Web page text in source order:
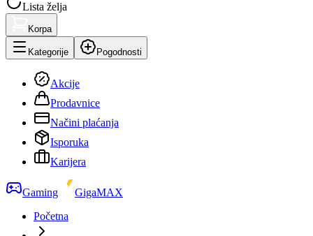
Lista želja
Korpa
Kategorije Pogodnosti
Akcije
Prodavnice
Načini plaćanja
Isporuka
Karijera
Gaming
GigaMAX
Početna